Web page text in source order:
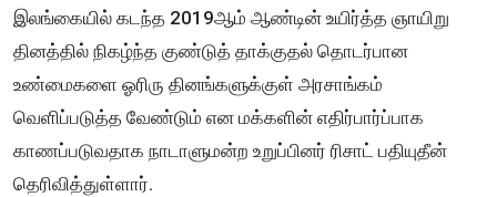
இலங்கையில் கடந்த 2019ஆம் ஆண்டின் உயிர்த்த ஞாயிறு
தினத்தில் நிகழ்ந்த குண்டுத் தாக்குதல் தொடர்பான
உண்மைகளை ஓரிரு தினங்களுக்குள் அரசாங்கம்
வெளிப்படுத்த வேண்டும் என மக்களின் எதிர்பார்ப்பாக
காணப்படுவதாக நாடாளுமன்ற உறுப்பினர் ரிசாட் பதியுதீன்
தெரிவித்துள்ளார்.